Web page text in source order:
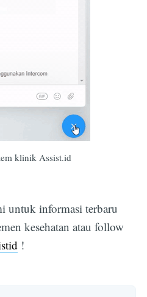
klinik Assist.id
untuk informasi terbaru
kesehatan atau follow
!